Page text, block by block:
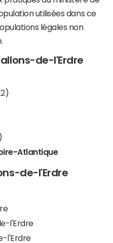
utilisées dans ce
légales non
de-l'Erdre
Atlantique
de-l'Erdre
l'Erdre
l'Erdre